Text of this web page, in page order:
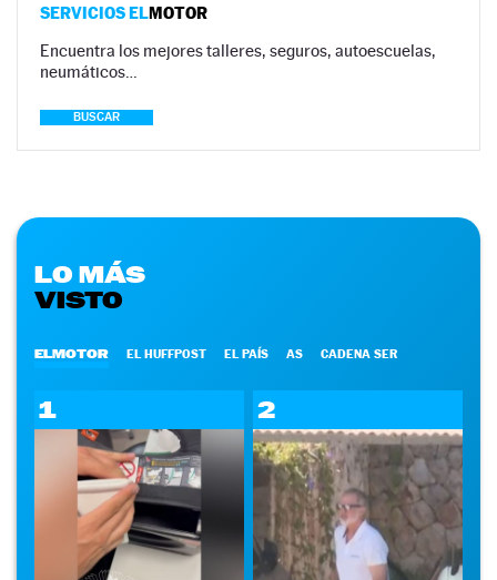
SERVICIOS ELMOTOR
Encuentra los mejores talleres, seguros, autoescuelas,
neumáticos…
BUSCAR
LO MÁS
VISTO
ELMOTOR EL HUFFPOST EL PAÍS AS CADENA SER
1 2